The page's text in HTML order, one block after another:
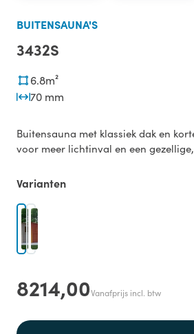
BUITENSAUNA'S
3432S
6.8m²
70 mm
Buitensauna met klassiek dak en
voor meer lichtinval en een
Varianten
8214,00Vanafprijs incl. btw